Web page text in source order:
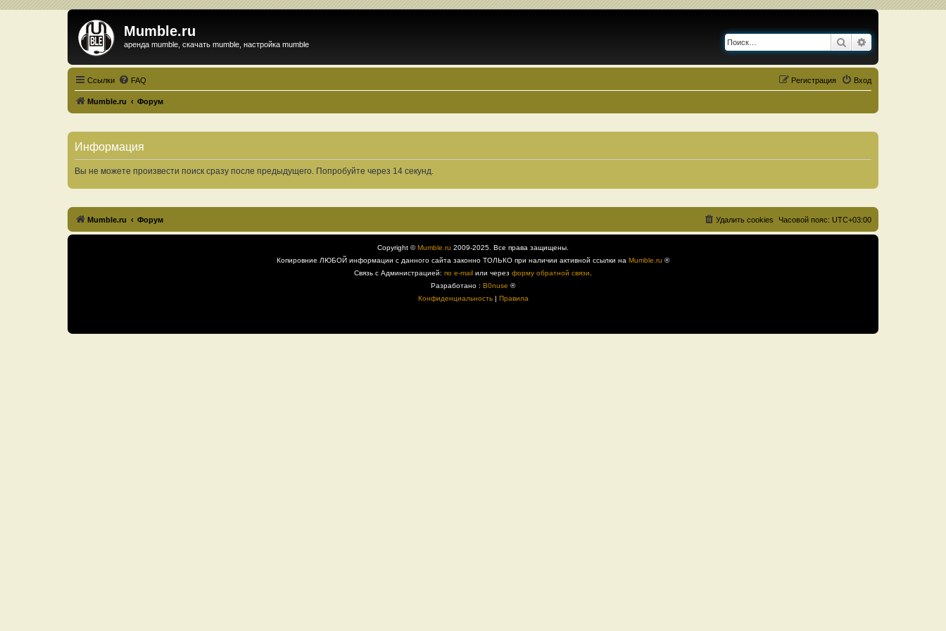
Mumble.ru
аренда mumble, скачать mumble, настройка mumble Поиск
Ссылки FAQ Вход
Регистрация
Mumble.ru Форум
Информация
Вы не можете произвести поиск сразу после предыдущего. Попробуйте через 14 секунд.
Mumble.ru Форум Часовой пояс: UTC+03:00
Удалить cookies
Copyright ©Mumble.ru 2009-2025. Все права защищены.
Копировние ЛЮБОЙ информации с данного сайта законно ТОЛЬКО при наличии активной ссылки на Mumble.ru ®
Связь с Администрацией: по e-mail или через форму обратной связи
Разработано : B0nuse ®
Конфиденциальность| Правила